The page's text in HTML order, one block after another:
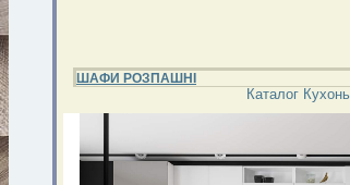
ШАФИ РОЗПАШНІ
Каталог Кухонь